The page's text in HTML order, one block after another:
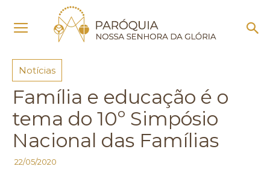
Notícias
Notícias
Família e educação é o
tema do 10º Simpósio
Nacional das Famílias
22/05/2020